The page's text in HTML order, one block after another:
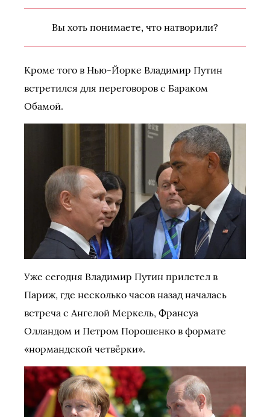
Вы хоть понимаете, что натворили?
Кроме того в Нью-Йорке Владимир Путин
встретился для переговоров с Бараком
Обамой.
Уже сегодня Владимир Путин прилетел в
Париж, где несколько часов назад началась
встреча с Ангелой Меркель, Франсуа
Олландом и Петром Порошенко в формате
«нормандской четвёрки».